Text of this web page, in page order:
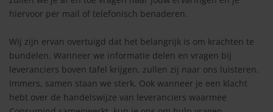
hiervoor per mail of telefonisch benaderen.
Wij zijn ervan overtuigd dat het belangrijk is om krachten te
bundelen. Wanneer we informatie delen en vragen bij
leveranciers boven tafel krijgen, zullen zij naar ons luisteren.
Immers, samen staan we sterk. Ook wanneer je een klacht
hebt over de handelswijze van leveranciers waarmee